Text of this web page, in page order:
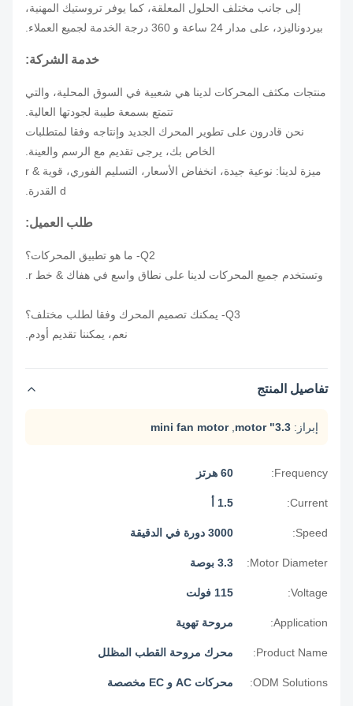
إلى جانب مختلف الحلول المعلقة، كما يوفر تروستيك المهنية،
بيردوناليزد، على مدار 24 ساعة و 360 درجة الخدمة لجميع العملاء.
خدمة الشركة:
منتجات مكثف المحركات لدينا هي شعبية في السوق المحلية، والتي
تتمتع بسمعة طيبة لجودتها العالية.
نحن قادرون على تطوير المحرك الجديد وإنتاجه وفقا لمتطلبات
الخاص بك، يرجى تقديم مع الرسم والعينة.
ميزة لدينا: نوعية جيدة، انخفاض الأسعار، التسليم الفوري، قوية r &
طلب العميل:
وتستخدم جميع المحركات لدينا على نطاق واسع في هفاك & خط r.
نعم، يمكننا تقديم أودم.
تفاصيل المنتج
3.3" motor
,
mini fan motor
Frequency:
Current:
Speed:
Motor Diameter: 3.3 بوصة
Voltage:
Application: مروحة تهوية
Product Name: محرك مروحة القطب المظلل
ODM Solutions: محركات AC و EC مخصصة